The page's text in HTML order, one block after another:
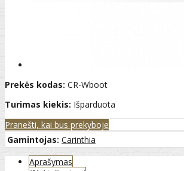
Prekės kodas: CR-Wboot
Turimas kiekis: Išparduota
Pranešti, kai bus prekyboje
Gamintojas: Carinthia
Aprašymas